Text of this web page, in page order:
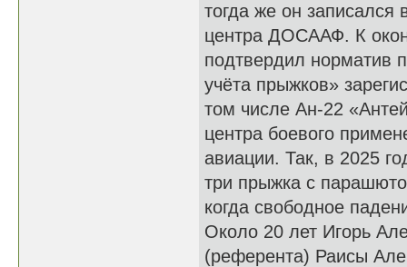
тогда же он записался
центра ДОСААФ. К
подтвердил норматив
учёта прыжков»
том числе Ан-22
центра боевого
авиации. Так, в 2025
три прыжка с
когда свободное
Около 20 лет Игорь
(референта) Раисы